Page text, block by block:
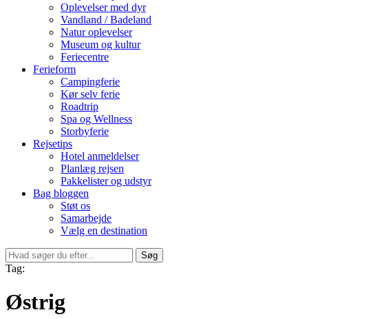
Oplevelser med dyr
Vandland / Badeland
Natur oplevelser
Museum og kultur
Feriecentre
Ferieform
Campingferie
Kør selv ferie
Roadtrip
Spa og Wellness
Storbyferie
Rejsetips
Hotel anmeldelser
Planlæg rejsen
Pakkelister og udstyr
Bag bloggen
Støt os
Samarbejde
Vælg en destination
Søg
Tag:
Østrig